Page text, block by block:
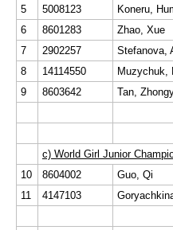
5
5008123 Koneru,
6
8601283 Zhao, Xue
7
2902257 Stefanova,
8
14114550 Muzychuk,
9
8603642 Tan,
c) World Girl Junior
10
8604002 Guo, Qi
11
4147103